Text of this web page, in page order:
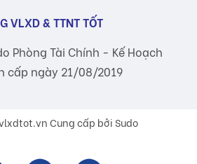
VLXD & TTNT TỐT
Phòng Tài Chính - Kế Hoạch
cấp ngày 21/08/2019
Cung cấp bởi Sudo